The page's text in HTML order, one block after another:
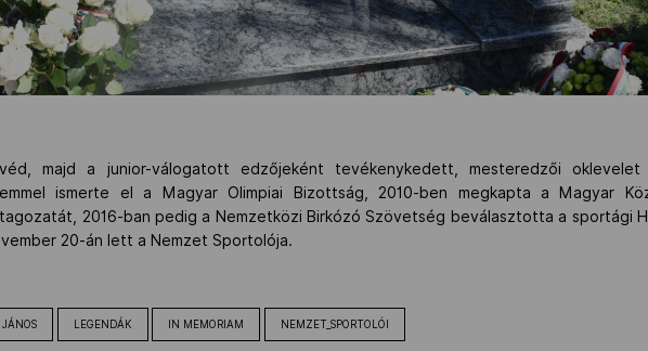
majd a junior-válogatott edzőjeként tevékenykedett, mesteredzői oklevelet
ismerte el a Magyar Olimpiai Bizottság, 2010-ben megkapta a Magyar
2016-ban pedig a Nemzetközi Birkózó Szövetség beválasztotta a sportági
20-án lett a Nemzet Sportolója.
JÁNOS LEGENDÁK IN MEMORIAM NEMZET_SPORTOLÓI